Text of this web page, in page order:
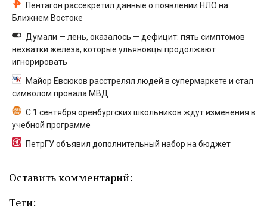
Пентагон рассекретил данные о появлении НЛО на
Ближнем Востоке
Думали — лень, оказалось — дефицит: пять симптомов
нехватки железа, которые ульяновцы продолжают
игнорировать
Майор Евсюков расстрелял людей в супермаркете и стал
символом провала МВД
С 1 сентября оренбургских школьников ждут изменения в
учебной программе
ПетрГУ объявил дополнительный набор на бюджет
Оставить комментарий:
Теги: